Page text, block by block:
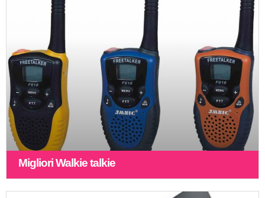
Migliori Walkie talkie